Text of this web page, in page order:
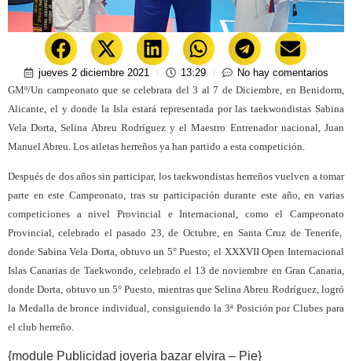
jueves 2 diciembre 2021 13:29
No hay comentarios
GMº/Un campeonato que se celebrara del 3 al 7 de Diciembre, en Benidorm,
Alicante, el y donde la Isla estará representada por las taekwondistas Sabina
Vela Dorta, Selina Abreu Rodríguez y el Maestro Entrenador nacional, Juan
Manuel Abreu. Los atletas herreños ya han partido a esta competición.
Después de dos años sin participar, los taekwondistas herreños vuelven a tomar
parte en este Campeonato, tras su participación durante este año, en varias
competiciones a nivel Provincial e Internacional, como el Campeonato
Provincial, celebrado el pasado 23, de Octubre, en Santa Cruz de Tenerife,
donde Sabina Vela Dorta, obtuvo un 5° Puesto; el XXXVII Open Internacional
Islas Canarias de Taekwondo, celebrado el 13 de noviembre en Gran Canaria,
donde Dorta, obtuvo un 5° Puesto, mientras que Selina Abreu Rodríguez, logró
la Medalla de bronce individual, consiguiendo la 3ª Posición por Clubes para
el club herreño.
{module Publicidad joyeria bazar elvira – Pie}